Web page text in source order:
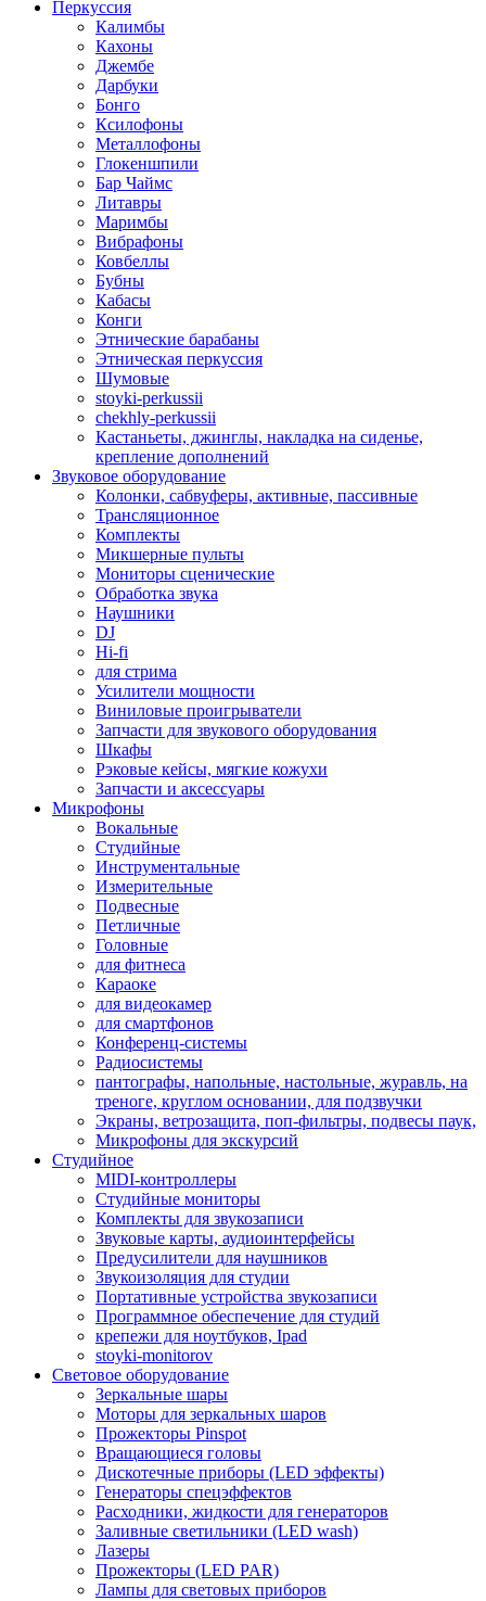
Перкуссия
Калимбы
Кахоны
Джембе
Дарбуки
Бонго
Ксилофоны
Металлофоны
Глокеншпили
Бар Чаймс
Литавры
Маримбы
Вибрафоны
Ковбеллы
Бубны
Кабасы
Конги
Этнические барабаны
Этническая перкуссия
Шумовые
stoyki-perkussii
chekhly-perkussii
Кастаньеты, джинглы, накладка на сиденье,
крепление дополнений
Звуковое оборудование
Колонки, сабвуферы, активные, пассивные
Трансляционное
Комплекты
Микшерные пульты
Мониторы сценические
Обработка звука
Наушники
DJ
Hi-fi
для стрима
Усилители мощности
Виниловые проигрыватели
Запчасти для звукового оборудования
Шкафы
Рэковые кейсы, мягкие кожухи
Запчасти и аксессуары
Микрофоны
Вокальные
Студийные
Инструментальные
Измерительные
Подвесные
Петличные
Головные
для фитнеса
Караоке
для видеокамер
для смартфонов
Конференц-системы
Радиосистемы
пантографы, напольные, настольные, журавль, на
треноге, круглом основании, для подзвучки
Экраны, ветрозащита, поп-фильтры, подвесы паук,
Микрофоны для экскурсий
Студийное
MIDI-контроллеры
Студийные мониторы
Комплекты для звукозаписи
Звуковые карты, аудиоинтерфейсы
Предусилители для наушников
Звукоизоляция для студии
Портативные устройства звукозаписи
Программное обеспечение для студий
крепежи для ноутбуков, Ipad
stoyki-monitorov
Световое оборудование
Зеркальные шары
Моторы для зеркальных шаров
Прожекторы Pinspot
Вращающиеся головы
Дискотечные приборы (LED эффекты)
Генераторы спецэффектов
Расходники, жидкости для генераторов
Заливные светильники (LED wash)
Лазеры
Прожекторы (LED PAR)
Лампы для световых приборов